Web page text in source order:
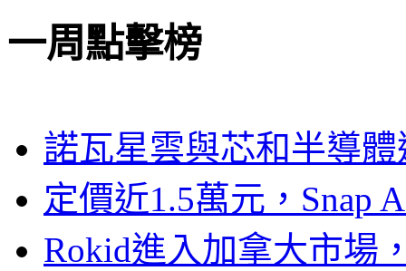
一周點擊榜
諾瓦星雲與芯和半導
定價近1.5萬元，Snap
Rokid進入加拿大市場